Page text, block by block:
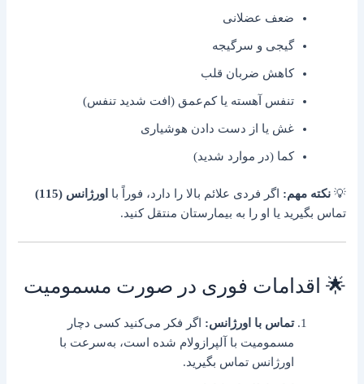
ضعف عضلانی
گیجی و سرگیجه
کاهش ضربان قلب
تنفس آهسته یا کم‌عمق (افت شدید تنفس)
غش یا از دست دادن هوشیاری
کما (در موارد شدید)
💡نکته مهم: اگر فردی علائم بالا را دارد، فوراً با اورژانس (115)
تماس بگیرید یا او را به بیمارستان منتقل کنید.
🌟 اقدامات فوری در صورت مسمومیت
تماس با اورژانس: اگر فکر می‌کنید کسی دچار
مسمومیت با آلپرازولام شده است، به‌سرعت با
اورژانس تماس بگیرید.